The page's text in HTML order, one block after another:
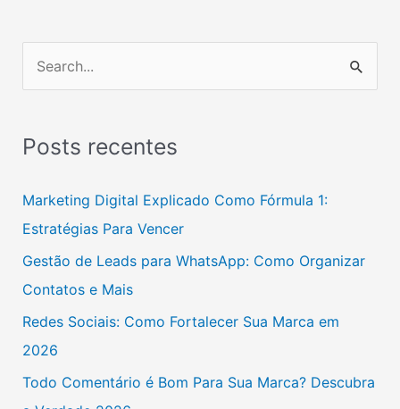
q
a
r
p
o
r
Posts recentes
Marketing Digital Explicado Como Fórmula 1:
Estratégias Para Vencer
Gestão de Leads para WhatsApp: Como Organizar
Contatos e Mais
Redes Sociais: Como Fortalecer Sua Marca em
2026
Todo Comentário é Bom Para Sua Marca? Descubra